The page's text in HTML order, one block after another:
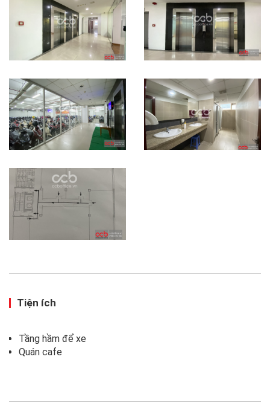
Tiện ích
Tầng hầm để xe
Quán cafe